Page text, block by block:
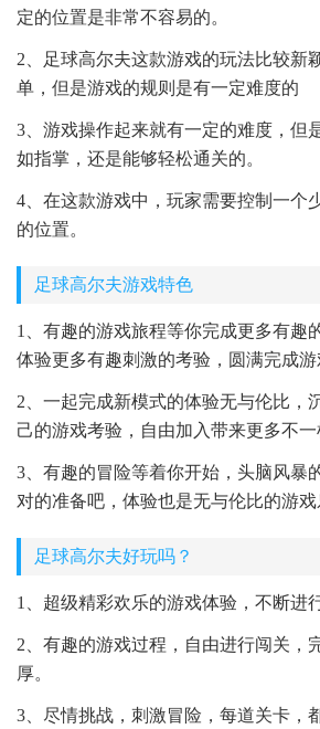
定的位置是非常不容易的。
2、足球高尔夫这款游戏的玩法比较新
单，但是游戏的规则是有一定难度的
3、游戏操作起来就有一定的难度，但
如指掌，还是能够轻松通关的。
4、在这款游戏中，玩家需要控制一个
的位置。
足球高尔夫游戏特色
1、有趣的游戏旅程等你完成更多有趣
体验更多有趣刺激的考验，圆满完成游
2、一起完成新模式的体验无与伦比，
己的游戏考验，自由加入带来更多不一
3、有趣的冒险等着你开始，头脑风暴
对的准备吧，体验也是无与伦比的游戏
足球高尔夫好玩吗？
1、超级精彩欢乐的游戏体验，不断进
2、有趣的游戏过程，自由进行闯关，
厚。
3、尽情挑战，刺激冒险，每道关卡，